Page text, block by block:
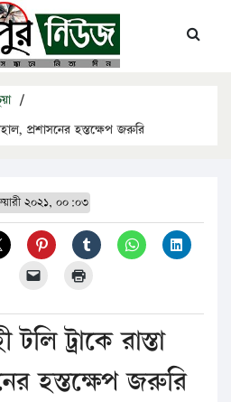
/
প্রশাসনের হস্তক্ষেপ জরুরি
২০২১, ০০:০৩
টলি ট্রাকে রাস্তা
হস্তক্ষেপ জরুরি